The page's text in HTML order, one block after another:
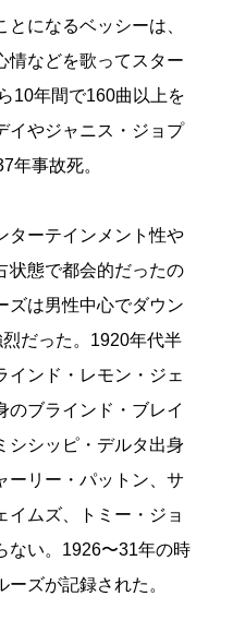
になるベッシーは、
情などを歌ってスター
10年間で160曲以上を
イやジャニス・ジョプ
年事故死。
ターテインメント性や
状態で都会的だったの
ズは男性中心でダウン
だった。1920年代半
インド・レモン・ジェ
のブラインド・ブレイ
シシッピ・デルタ出身
ーリー・パットン、サ
イムズ、トミー・ジョ
ない。1926〜31年の時
ズが記録された。